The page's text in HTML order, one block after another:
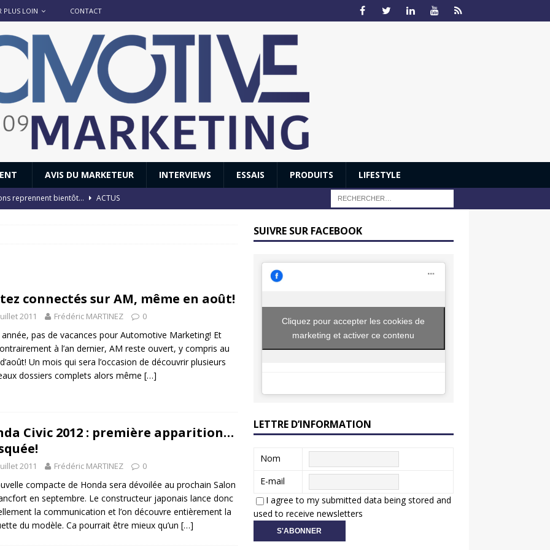
PLUS LOIN CONTACT
AVIS DU MARKETEUR INTERVIEWS ESSAIS PRODUITS LIFESTYLE
reprennent bientôt…
ACTUS
: voyage, voyage…
: Honda dévoile un spot publicitaire… confiné! ACTUS
connectés sur AM, même en août!
2011 Frédéric MARTINEZ 0
pas de vacances pour Automotive Marketing! Et
à l’an dernier, AM reste ouvert, y compris au
Un mois qui sera l’occasion de découvrir plusieurs
dossiers complets alors même […]
Civic 2012 : première apparition…
2011 Frédéric MARTINEZ 0
compacte de Honda sera dévoilée au prochain Salon
en septembre. Le constructeur japonais lance donc
la communication et l’on découvre entièrement la
du modèle. Ca pourrait être mieux qu’un […]
SUIVRE SUR FACEBOOK
Cliquez pour accepter les cookies de
marketing et activer ce contenu
LETTRE D’INFORMATION
Nom
E-mail
I agree to my submitted data being stored and
used to receive newsletters